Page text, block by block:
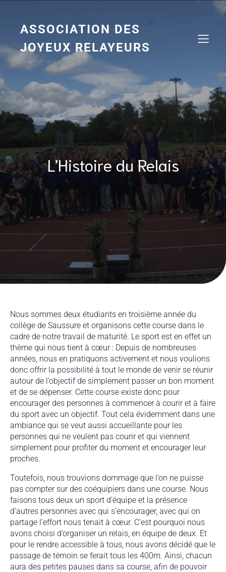
ASSOCIATION DES
JOYEUX RELAYEURS
L’Histoire du Relais
Nous sommes deux étudiants en troisième année du
collège de Saussure et organisons cette course dans le
cadre de notre travail de maturité. Le sport est en effet un
thème qui nous tient à cœur : Depuis de nombreuses
années, nous en pratiquons activement et nous voulions
donc offrir la possibilité à tout le monde de venir se réunir
autour de l’objectif de simplement passer un bon moment
et de se dépenser. Cette course existe donc pour
encourager des personnes à commencer à courir et à faire
du sport avec un objectif. Tout cela évidemment dans une
ambiance qui se veut aussi accueillante pour les
personnes qui ne veulent pas courir et qui viennent
simplement pour profiter du moment et encourager leur
proches.
Toutefois, nous trouvions dommage que l’on ne puisse
pas compter sur des coéquipiers dans une course. Nous
faisons tous deux un sport d’équipe et la présence
d’autres personnes avec qui s’encourager, avec qui on
partage l’effort nous tenait à cœur. C’est pourquoi nous
avons choisi d’organiser un relais, en équipe de deux. Et
pour le rendre accessible à tous, nous avons décidé que le
passage de témoin se ferait tous les 400m. Ainsi, chacun
aura des petites pauses dans sa course, afin de pouvoir